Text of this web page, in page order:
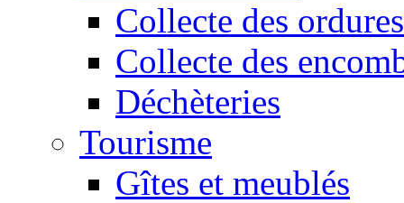
Collecte des ordures
Collecte des
Déchèteries
Tourisme
Gîtes et meublés